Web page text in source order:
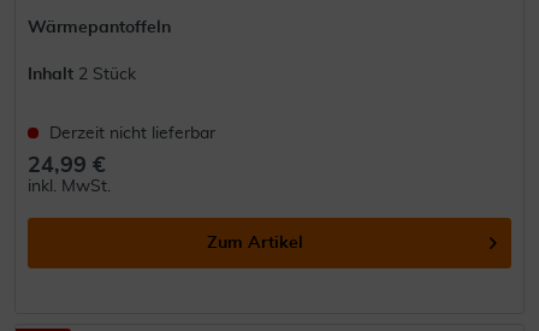
Wärmepantoffeln
Inhalt 2 Stück
Derzeit nicht lieferbar
24,99 €
inkl. MwSt.
Zum Artikel